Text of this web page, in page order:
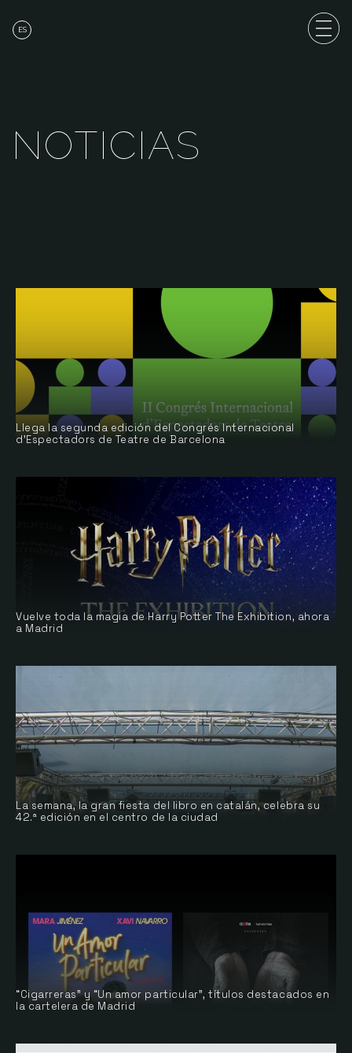
ES
NOTICIAS
Llega la segunda edición del Congrés Internacional
d’Espectadors de Teatre de Barcelona
Vuelve toda la magia de Harry Potter The Exhibition, ahora
a Madrid
La semana, la gran fiesta del libro en catalán, celebra su
42.ª edición en el centro de la ciudad
“Cigarreras” y “Un amor particular”, títulos destacados en
la cartelera de Madrid